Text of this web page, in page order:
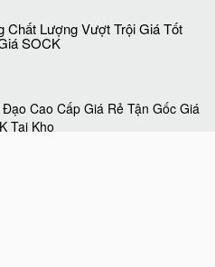
Chất Lượng Vượt Trội Giá Tốt
SOCK
back